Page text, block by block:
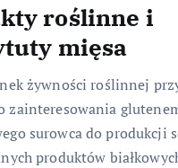
roślinne i
mięsa
żywności roślinnej
zainteresowania
surowca do produkcji
produktów